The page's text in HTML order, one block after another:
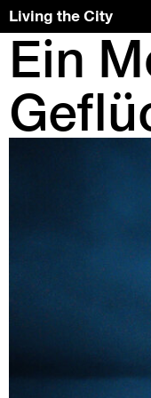
Skip
to
the
content
Living the City
Ein
To
the
top
↑